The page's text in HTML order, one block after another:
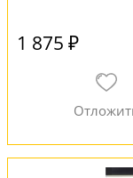
1 875 ₽